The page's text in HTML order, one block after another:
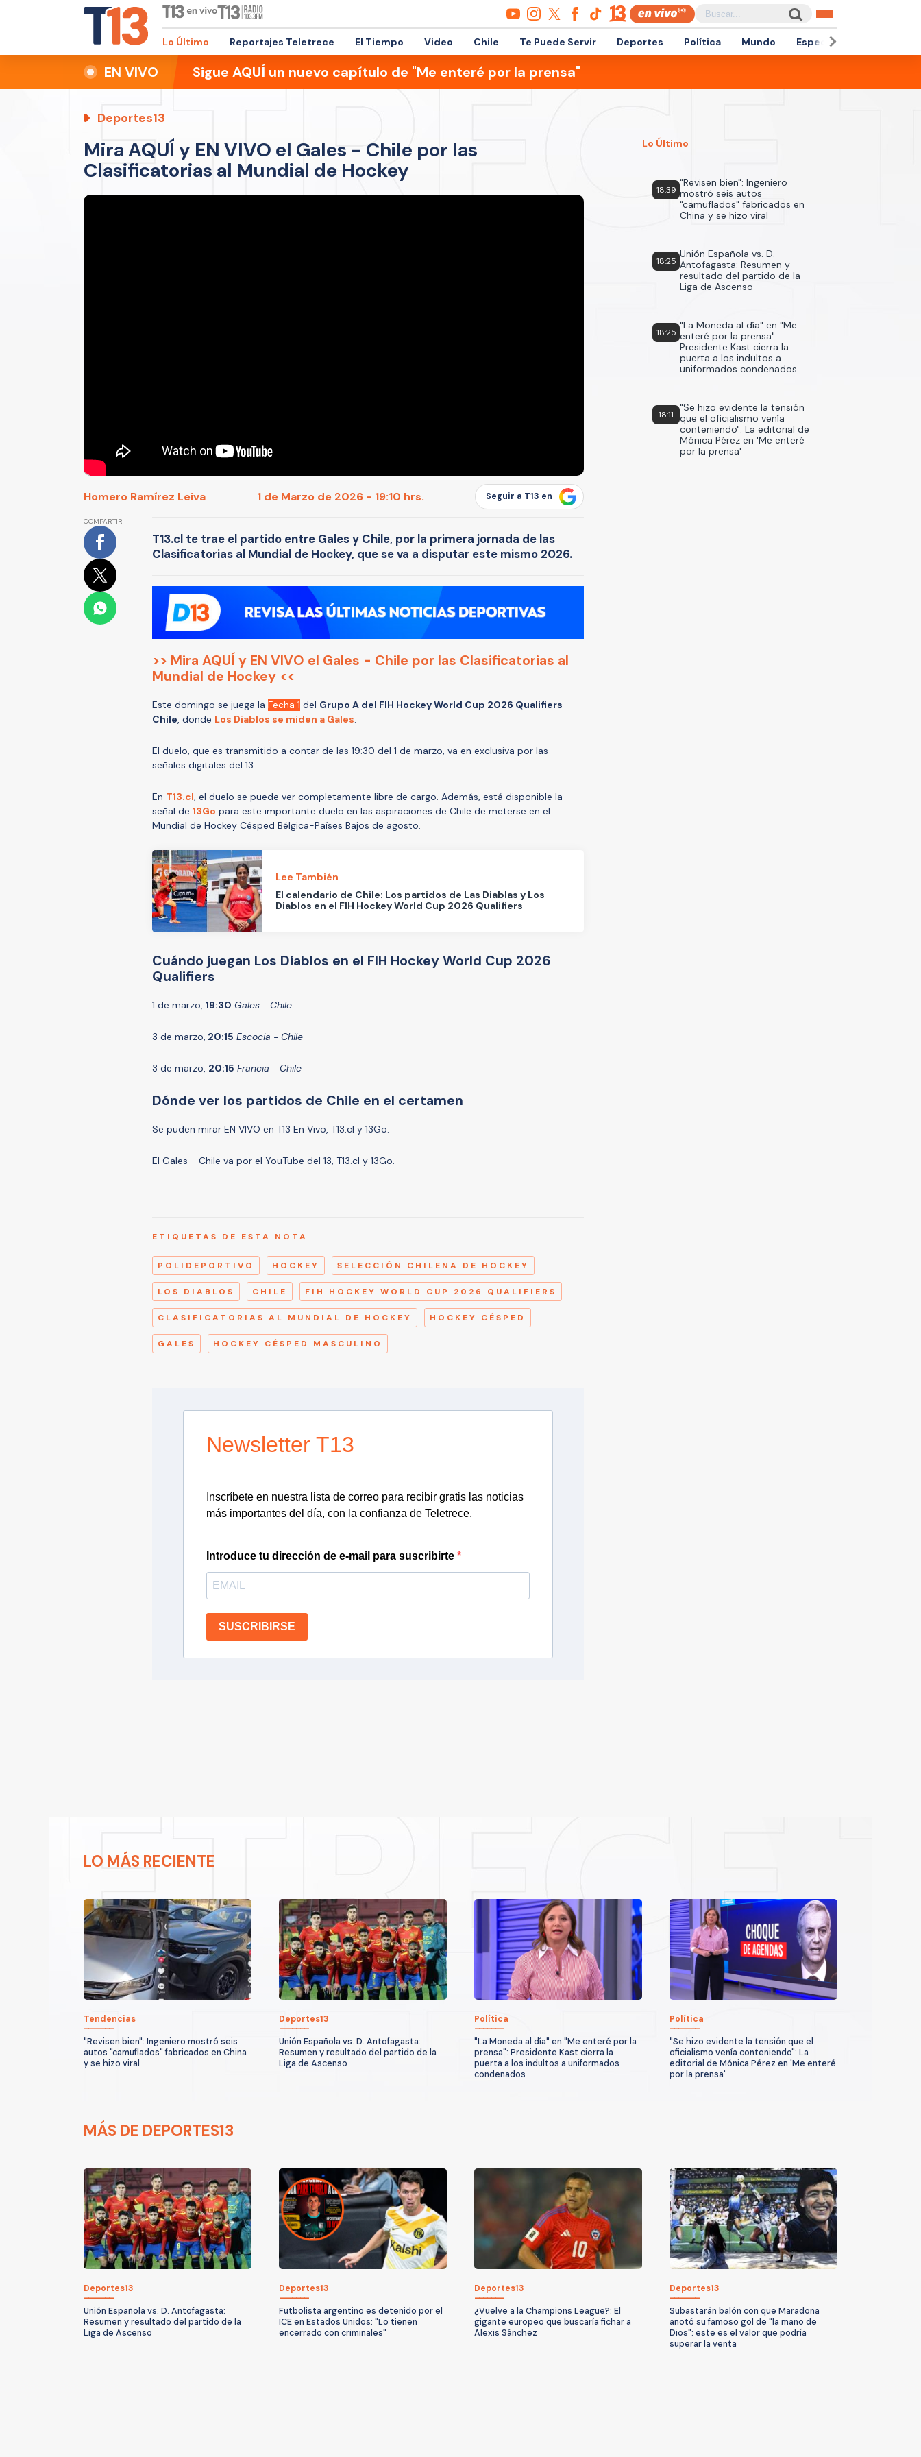
Lo Último Reportajes Teletrece El Tiempo Video Chile Te Puede Servir Deportes Política Mundo Espectáculos
EN VIVO Sigue AQUÍ un nuevo capítulo de "Me enteré por la prensa"
Deportes13
Mira AQUÍ y EN VIVO el Gales - Chile por las
Clasificatorias al Mundial de Hockey
Homero Ramírez Leiva 1 de Marzo de 2026 - 19:10 hrs. Seguir a T13 en
COMPARTIR
T13.cl te trae el partido entre Gales y Chile, por la primera jornada de las
Clasificatorias al Mundial de Hockey, que se va a disputar este mismo 2026.
>> Mira AQUÍ y EN VIVO el Gales - Chile por las Clasificatorias al
Mundial de Hockey <<
Este domingo se juega la Fecha 1 del Grupo A del FIH Hockey World Cup 2026 Qualifiers
Chile, donde Los Diablos se miden a Gales.
El duelo, que es transmitido a contar de las 19:30 del 1 de marzo, va en exclusiva por las
señales digitales del 13.
En T13.cl, el duelo se puede ver completamente libre de cargo. Además, está disponible la
señal de 13Go para este importante duelo en las aspiraciones de Chile de meterse en el
Mundial de Hockey Césped Bélgica-Países Bajos de agosto.
Lee También
El calendario de Chile: Los partidos de Las Diablas y Los
Diablos en el FIH Hockey World Cup 2026 Qualifiers
Cuándo juegan Los Diablos en el FIH Hockey World Cup 2026
Qualifiers
1 de marzo, 19:30 Gales - Chile
3 de marzo, 20:15 Escocia - Chile
3 de marzo, 20:15 Francia - Chile
Dónde ver los partidos de Chile en el certamen
Se puden mirar EN VIVO en T13 En Vivo, T13.cl y 13Go.
El Gales - Chile va por el YouTube del 13, T13.cl y 13Go.
ETIQUETAS DE ESTA NOTA
POLIDEPORTIVO HOCKEY SELECCIÓN CHILENA DE HOCKEY
LOS DIABLOS CHILE FIH HOCKEY WORLD CUP 2026 QUALIFIERS
CLASIFICATORIAS AL MUNDIAL DE HOCKEY HOCKEY CÉSPED
GALES HOCKEY CÉSPED MASCULINO
Newsletter T13
Inscríbete en nuestra lista de correo para recibir gratis las noticias
más importantes del día, con la confianza de Teletrece.
Introduce tu dirección de e-mail para suscribirte
SUSCRIBIRSE
Lo Último
18:39
"Revisen bien": Ingeniero
mostró seis autos
"camuflados" fabricados en
China y se hizo viral
18:25
Unión Española vs. D.
Antofagasta: Resumen y
resultado del partido de la
Liga de Ascenso
18:25
"La Moneda al día" en "Me
enteré por la prensa":
Presidente Kast cierra la
puerta a los indultos a
uniformados condenados
18:11
"Se hizo evidente la tensión
que el oficialismo venía
conteniendo": La editorial de
Mónica Pérez en 'Me enteré
por la prensa'
LO MÁS RECIENTE
Tendencias
"Revisen bien": Ingeniero mostró seis
autos "camuflados" fabricados en China
y se hizo viral
Deportes13
Unión Española vs. D. Antofagasta:
Resumen y resultado del partido de la
Liga de Ascenso
Política
"La Moneda al día" en "Me enteré por la
prensa": Presidente Kast cierra la
puerta a los indultos a uniformados
condenados
Política
"Se hizo evidente la tensión que el
oficialismo venía conteniendo": La
editorial de Mónica Pérez en 'Me enteré
por la prensa'
MÁS DE DEPORTES13
Deportes13
Unión Española vs. D. Antofagasta:
Resumen y resultado del partido de la
Liga de Ascenso
Deportes13
Futbolista argentino es detenido por el
ICE en Estados Unidos: "Lo tienen
encerrado con criminales"
Deportes13
¿Vuelve a la Champions League?: El
gigante europeo que buscaría fichar a
Alexis Sánchez
Deportes13
Subastarán balón con que Maradona
anotó su famoso gol de "la mano de
Dios": este es el valor que podría
superar la venta